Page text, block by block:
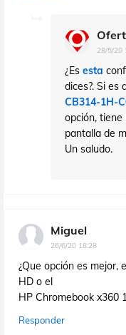
28/5/20
¿Es esta
dices?. Si es
CB314-1H-
opción,
pantalla de
Un saludo.
Miguel
26/6/20 18:28
¿Que opción es mejor,
HD o el
HP Chromebook x360
Responder